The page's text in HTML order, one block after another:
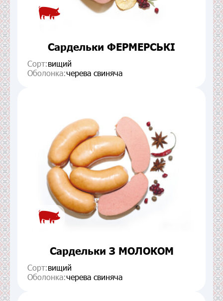
Сардельки ФЕРМЕРСЬКІ
Сорт:вищий
Оболонка:черева свиняча
Сардельки З МОЛОКОМ
Сорт:вищий
Оболонка:черева свиняча